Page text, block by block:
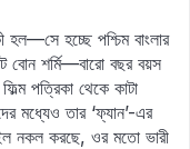
হল—সে হচ্ছে পশ্চিম বাংলার
বোন শর্মি—বারো বছর বয়স
পত্রিকা থেকে কাটা
মধ্যেও তার ‘ফ্যান’-এর
নকল করছে, ওর মতো ভারী